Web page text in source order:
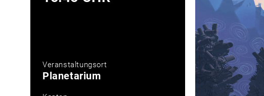
Veranstaltungsort
Planetarium